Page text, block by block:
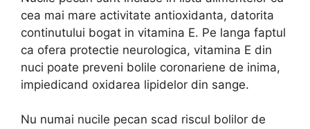
cea mai mare activitate antioxidanta, datorita
continutului bogat in vitamina E. Pe langa faptul
ca ofera protectie neurologica, vitamina E din
nuci poate preveni bolile coronariene de inima,
impiedicand oxidarea lipidelor din sange.
Nu numai nucile pecan scad riscul bolilor de